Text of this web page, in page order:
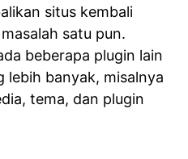
situs kembali
satu pun.
beberapa plugin lain
lebih banyak, misalnya
tema, dan plugin